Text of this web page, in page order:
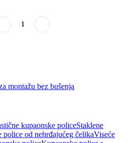
1
montažu bez bušenja
kupaonske policeStaklene
police od nehrđajućeg čelikaViseće